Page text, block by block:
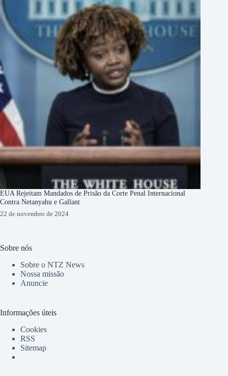
EUA Rejeitam Mandados de Prisão da Corte Penal Internacional
Contra Netanyahu e Gallant
22 de novembro de 2024
Sobre nós
Sobre o NTZ News
Nossa missão
Anuncie
Informações úteis
Cookies
RSS
Sitemap